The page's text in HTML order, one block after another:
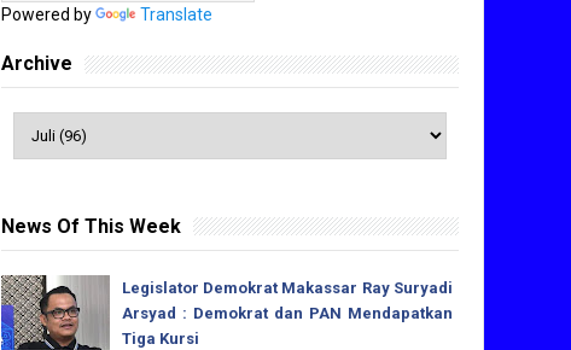
Powered by Translate
Archive
News Of This Week
Legislator Demokrat Makassar Ray Suryadi
Arsyad : Demokrat dan PAN Mendapatkan
Tiga Kursi